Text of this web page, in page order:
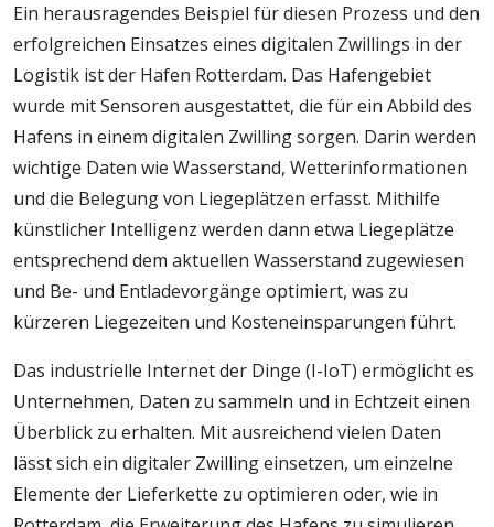
Ein herausragendes Beispiel für diesen Prozess und den
erfolgreichen Einsatzes eines digitalen Zwillings in der
Logistik ist der Hafen Rotterdam. Das Hafengebiet
wurde mit Sensoren ausgestattet, die für ein Abbild des
Hafens in einem digitalen Zwilling sorgen. Darin werden
wichtige Daten wie Wasserstand, Wetterinformationen
und die Belegung von Liegeplätzen erfasst. Mithilfe
künstlicher Intelligenz werden dann etwa Liegeplätze
entsprechend dem aktuellen Wasserstand zugewiesen
und Be- und Entladevorgänge optimiert, was zu
kürzeren Liegezeiten und Kosteneinsparungen führt.
Das industrielle Internet der Dinge (I-IoT) ermöglicht es
Unternehmen, Daten zu sammeln und in Echtzeit einen
Überblick zu erhalten. Mit ausreichend vielen Daten
lässt sich ein digitaler Zwilling einsetzen, um einzelne
Elemente der Lieferkette zu optimieren oder, wie in